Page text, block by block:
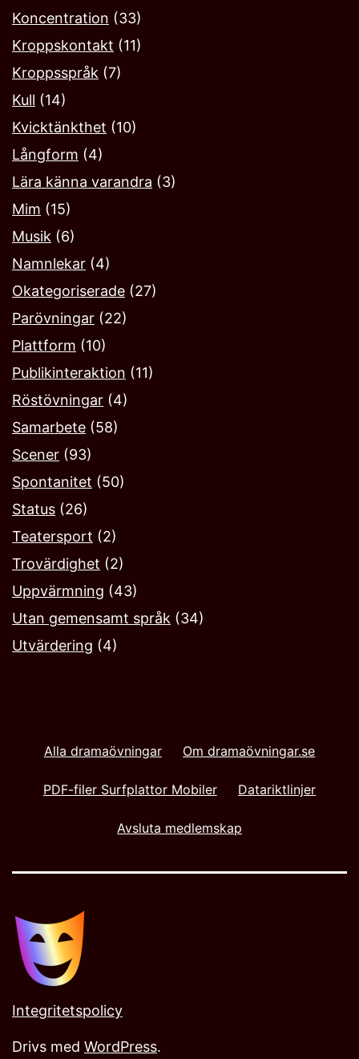
Koncentration (33)
Kroppskontakt (11)
Kroppsspråk (7)
Kull (14)
Kvicktänkthet (10)
Långform (4)
Lära känna varandra (3)
Mim (15)
Musik (6)
Namnlekar‎ (4)
Okategoriserade (27)
Parövningar (22)
Plattform (10)
Publikinteraktion (11)
Röstövningar (4)
Samarbete (58)
Scener (93)
Spontanitet (50)
Status (26)
Teatersport (2)
Trovärdighet (2)
Uppvärmning (43)
Utan gemensamt språk (34)
Utvärdering (4)
Alla dramaövningar Om dramaövningar.se
PDF-filer Surfplattor Mobiler Datariktlinjer
Avsluta medlemskap
Integritetspolicy
Drivs med WordPress.